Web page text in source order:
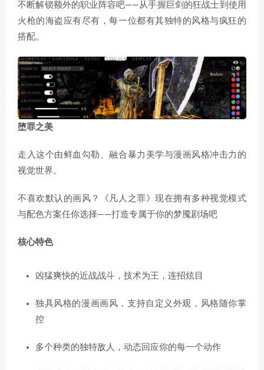
不断解锁额外的职业阵容吧——从手握巨剑的狂战士到使用
火枪的海盗应有尽有，每一位都有其独特的风格与疯狂的
搭配。
堕罪之美
走入这个由鲜血勾勒、融合暴力美学与漫画风格冲击力的
视觉世界。
不喜欢默认的画风？《凡人之罪》现在拥有多种视觉模式
与配色方案任你选择——打造专属于你的梦魇剧场吧
核心特色
凶猛爽快的近战战斗，技术为王，连招炫目
独具风格的漫画画风，支持自定义外观，风格随你掌
控
多个种类的独特敌人，动态回应你的每一个动作